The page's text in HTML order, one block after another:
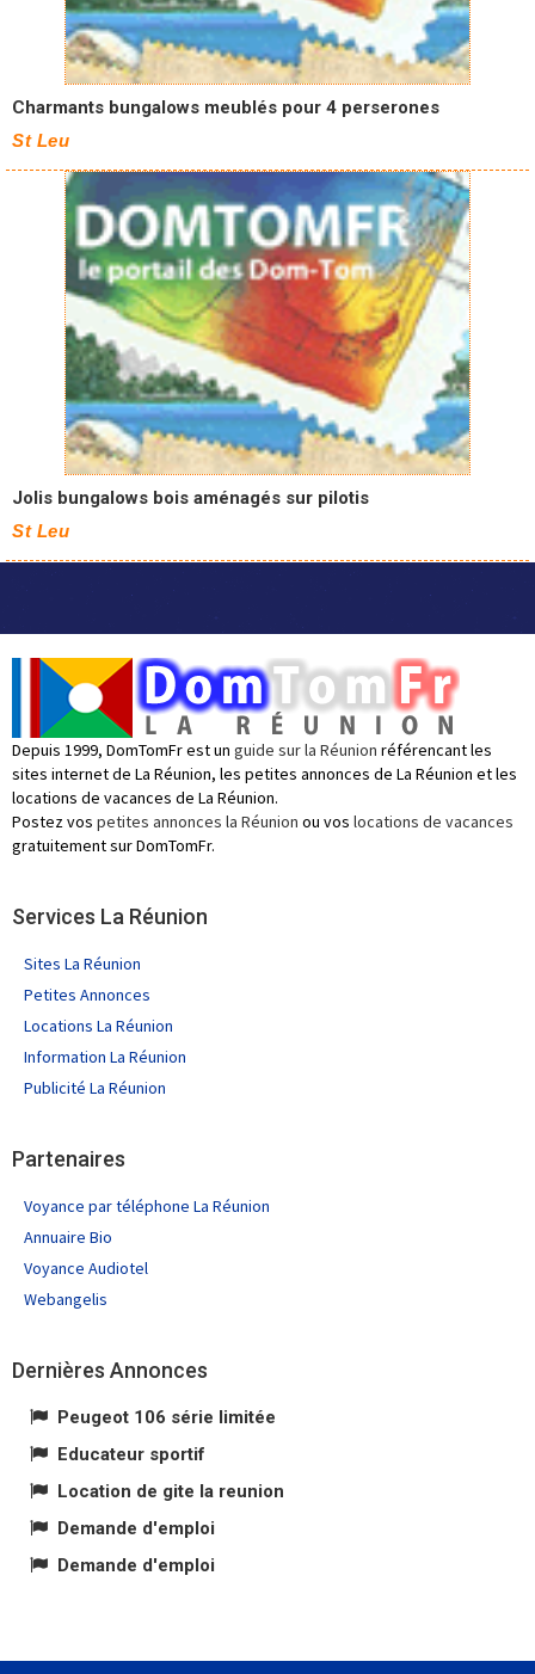
Charmants bungalows meublés pour 4 perserones
St Leu
Jolis bungalows bois aménagés sur pilotis
St Leu
Depuis 1999, DomTomFr est un guide sur la Réunion référencant les
sites internet de La Réunion, les petites annonces de La Réunion et les
locations de vacances de La Réunion.
Postez vos petites annonces la Réunion ou vos locations de vacances
gratuitement sur DomTomFr.
Services La Réunion
Sites La Réunion
Petites Annonces
Locations La Réunion
Information La Réunion
Publicité La Réunion
Partenaires
Voyance par téléphone La Réunion
Annuaire Bio
Voyance Audiotel
Webangelis
Dernières Annonces
Peugeot 106 série limitée
Educateur sportif
Location de gite la reunion
Demande d'emploi
Demande d'emploi